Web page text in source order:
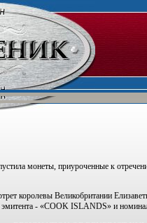
монеты, приуроченные к
королевы Великобритании
- «COOK ISLANDS» и